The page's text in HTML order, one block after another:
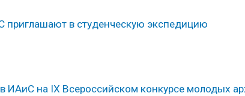
приглашают в студенческую экспедицию
ИАиС на IX Всероссийском конкурсе молодых